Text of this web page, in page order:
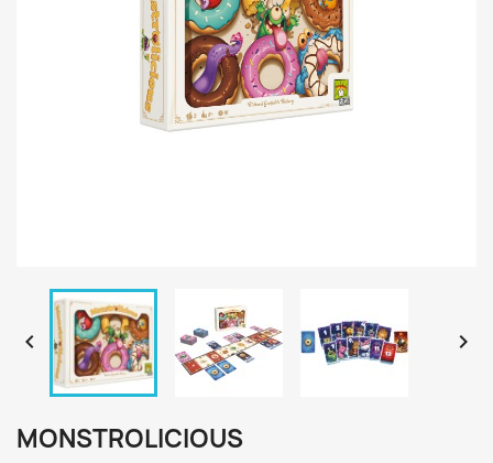
 
MONSTROLICIOUS